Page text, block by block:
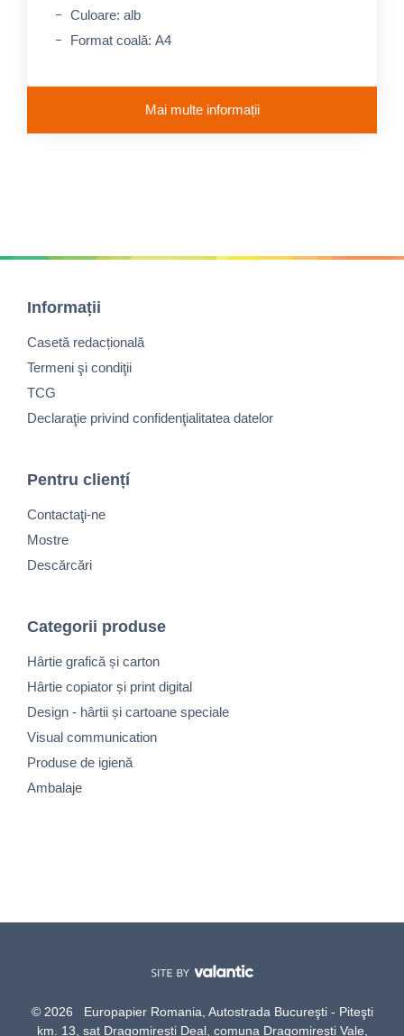
Culoare: alb
Format coală: A4
Mai multe informații
Informații
Casetă redacțională
Termeni şi condiţii
TCG
Declaraţie privind confidenţialitatea datelor
Pentru cliențí
Contactaţi-ne
Mostre
Descărcări
Categorii produse
Hârtie grafică și carton
Hârtie copiator și print digital
Design - hârtii și cartoane speciale
Visual communication
Produse de igienă
Ambalaje
© 2026 Europapier Romania, Autostrada Bucureşti - Piteşti
km. 13, sat Dragomireşti Deal, comuna Dragomireşti Vale,